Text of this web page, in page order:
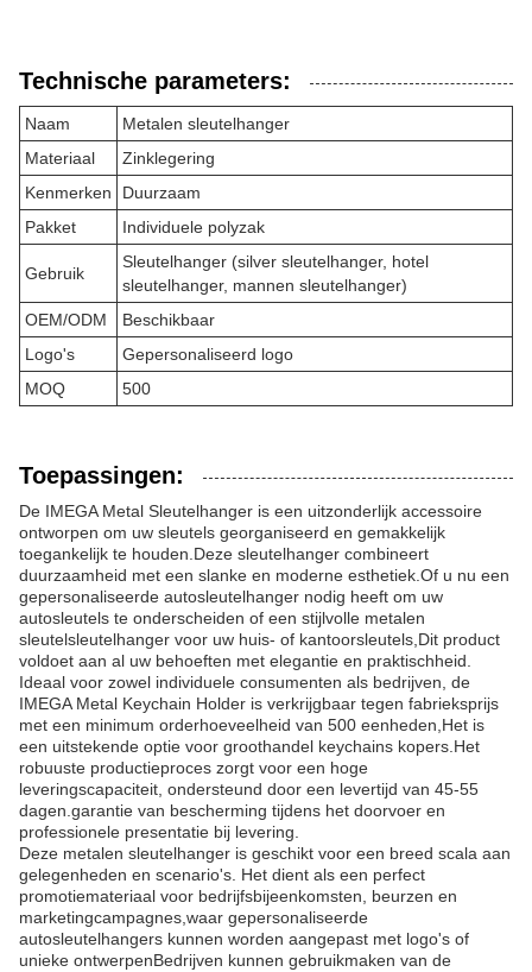
Technische parameters:
Naam
Metalen sleutelhanger
Materiaal
Zinklegering
Kenmerken
Duurzaam
Pakket
Individuele polyzak
Gebruik
Sleutelhanger (silver sleutelhanger, hotel
sleutelhanger, mannen sleutelhanger)
OEM/ODM
Beschikbaar
Logo's
Gepersonaliseerd logo
MOQ
500
Toepassingen:
De IMEGA Metal Sleutelhanger is een uitzonderlijk accessoire
ontworpen om uw sleutels georganiseerd en gemakkelijk
toegankelijk te houden.Deze sleutelhanger combineert
duurzaamheid met een slanke en moderne esthetiek.Of u nu een
gepersonaliseerde autosleutelhanger nodig heeft om uw
autosleutels te onderscheiden of een stijlvolle metalen
sleutelsleutelhanger voor uw huis- of kantoorsleutels,Dit product
voldoet aan al uw behoeften met elegantie en praktischheid.
Ideaal voor zowel individuele consumenten als bedrijven, de
IMEGA Metal Keychain Holder is verkrijgbaar tegen fabrieksprijs
met een minimum orderhoeveelheid van 500 eenheden,Het is
een uitstekende optie voor groothandel keychains kopers.Het
robuuste productieproces zorgt voor een hoge
leveringscapaciteit, ondersteund door een levertijd van 45-55
dagen.garantie van bescherming tijdens het doorvoer en
professionele presentatie bij levering.
Deze metalen sleutelhanger is geschikt voor een breed scala aan
gelegenheden en scenario's. Het dient als een perfect
promotiemateriaal voor bedrijfsbijeenkomsten, beurzen en
marketingcampagnes,waar gepersonaliseerde
autosleutelhangers kunnen worden aangepast met logo's of
unieke ontwerpenBedrijven kunnen gebruikmaken van de